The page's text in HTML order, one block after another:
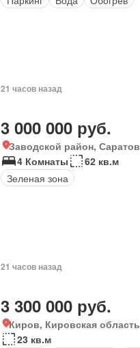
21 часов назад
3 000 000 руб.
Заводской район, Саратов
4 Комнаты
62 кв.м
Зеленая зона
21 часов назад
3 300 000 руб.
Киров, Кировская область
23 кв.м